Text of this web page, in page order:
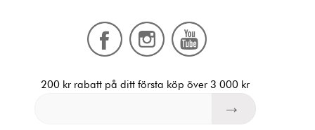
200 kr rabatt på ditt första köp över 3 000 kr